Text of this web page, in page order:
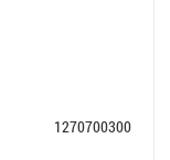
1270700300